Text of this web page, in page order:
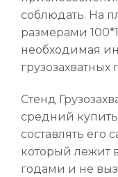
соблюдать. На
размерами
необходимая
Стенд
средний
составлять его
который лежит
годами и не